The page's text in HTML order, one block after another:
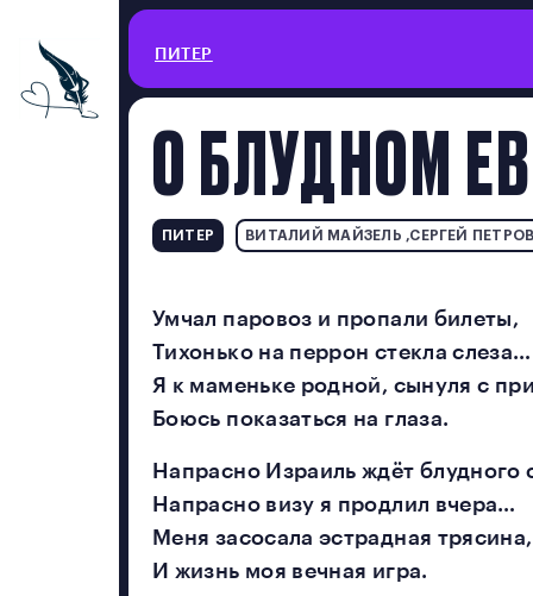
ПИТЕР
О БЛУДНОМ
ПИТЕР ВИТАЛИЙ МАЙЗЕЛЬ ,СЕРГЕЙ
Умчал паровоз и пропали билеты,
Тихонько на перрон стекла слеза…
Я к маменьке родной, сынуля с
Боюсь показаться на глаза.
Напрасно Израиль ждёт блудного
Напрасно визу я продлил вчера…
Меня засосала эстрадная трясина,
И жизнь моя вечная игра.
КАТАЛОГ ПЕСЕН
ЭПИГРАФ
МОЛОДОСТЬ
ПРОГРАММНАЯ
ХОББИ И ПРОФЕССИИ
ПОРОКИ
СМЕШНЫЕ ИСТОРИИ
КУПЛЕТЫ
ПРИСЛАТЬ
Описание условий публикации
1. Публикация/непубликация
2. При отсутствии публикации
3. Присланные материалы не
5. Факт отправки автором своего
на обнародование произведения.
ЗАКАЗАТЬ
Печать следующего тиража